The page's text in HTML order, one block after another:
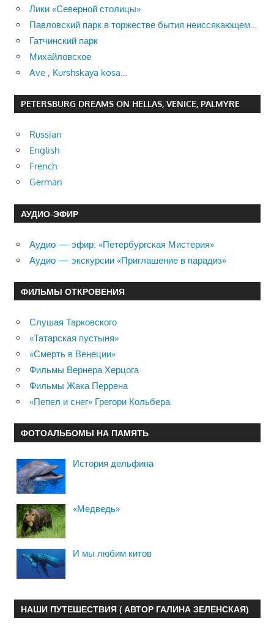
Лики «Северной столицы»
Павловский парк в торжестве бытия неиссякающем…
Гатчинский парк
Михайловское
Ave , Kurshskaya kosa…
PETERSBURG DREAMS ON HELLAS, VENICE, PALMYRE
Russian
English
French
German
АУДИО-ЭФИР
Аудио — эфир: «Петербургская Мистерия»
Аудио — экскурсии «Приглашение в парадиз»
ФИЛЬМЫ ОТКРОВЕНИЯ
Слушая Тарковского
«Татарская пустыня»
«Смерть в Венеции»
Фильмы Вернера Херцога
Фильмы Жака Перрена
«Пепел и снег» Грегори Кольбера
ФОТОАЛЬБОМЫ НА ПАМЯТЬ
История дельфина
«Медведь»
И мы любим китов
НАШИ ПУТЕШЕСТВИЯ ( АВТОР ГАЛИНА ЗЕЛЕНСКАЯ)